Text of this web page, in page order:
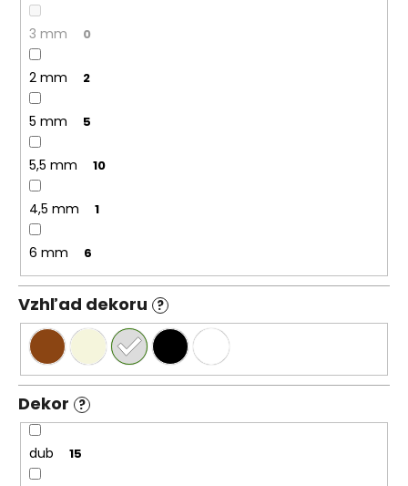
3 mm 0
2 mm 2
5 mm 5
5,5 mm 10
4,5 mm 1
6 mm 6
Vzhľad dekoru ?
Dekor ?
dub 15